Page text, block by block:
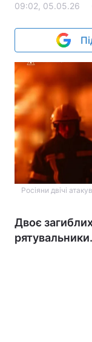
09:02, 05.05.26
Росіяни двічі
Двоє
рятувальники.